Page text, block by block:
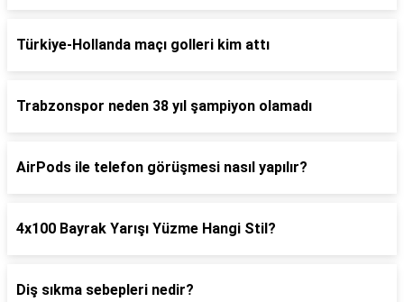
Türkiye-Hollanda maçı golleri kim attı
Trabzonspor neden 38 yıl şampiyon olamadı
AirPods ile telefon görüşmesi nasıl yapılır?
4x100 Bayrak Yarışı Yüzme Hangi Stil?
Diş sıkma sebepleri nedir?